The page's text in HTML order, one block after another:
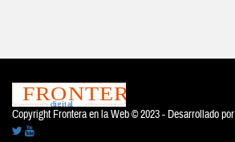
Copyright Frontera en la Web © 2023 - Desarrollado por